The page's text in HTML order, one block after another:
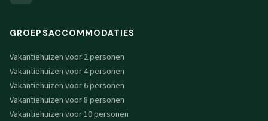
GROEPSACCOMMODATIES
Vakantiehuizen voor 2 personen
Vakantiehuizen voor 4 personen
Vakantiehuizen voor 6 personen
Vakantiehuizen voor 8 personen
Vakantiehuizen voor 10 personen